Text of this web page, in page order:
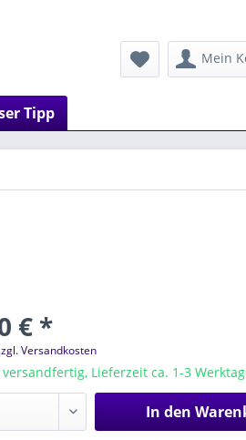
Mein
Tipp
€ *
Versandkosten
Lieferzeit ca. 1-3
In den